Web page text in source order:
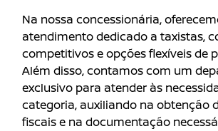
Na nossa concessionária,
atendimento dedicado a taxistas,
competitivos e opções flexíveis de
Além disso, contamos com um
exclusivo para atender às
categoria, auxiliando na obtenção
fiscais e na documentação